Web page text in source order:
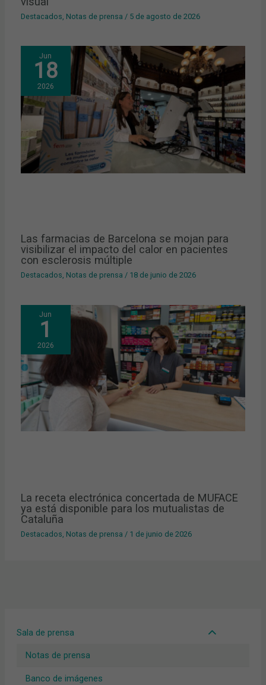
Sala de prensa
Notas de prensa
Banco de imágenes
Destacados Notas de prensa / 5 de agosto de 2026
Jun
18
2026
Las farmacias de Barcelona se mojan para
visibilizar el impacto del calor en pacientes
con esclerosis múltiple
Destacados, Notas de prensa / 18 de junio de 2026
Jun
1
2026
La receta electrónica concertada de MUFACE
ya está disponible para los mutualistas de
Cataluña
Destacados Notas de prensa / 1 de junio de 2026